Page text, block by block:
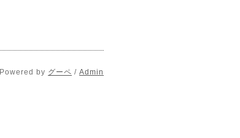
Powered by グーペ / Admin